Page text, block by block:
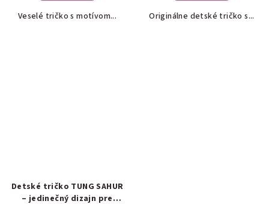
Veselé tričko s motívom... Originálne detské tričko s...
Detské tričko TUNG SAHUR
– jedinečný dizajn pre